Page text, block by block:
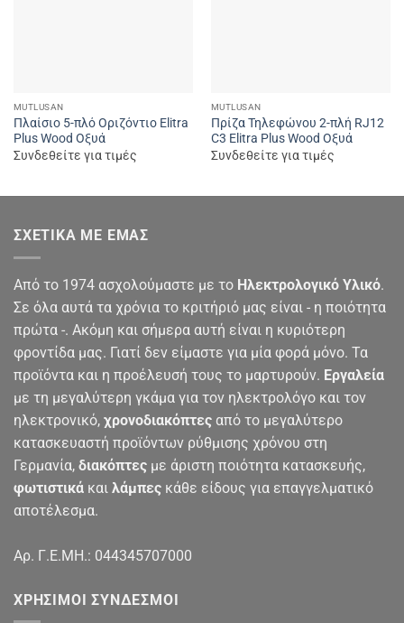
MUTLUSAN
Πλαίσιο 5-πλό Οριζόντιο Elitra
Plus Wood Οξυά
Συνδεθείτε για τιμές
MUTLUSAN
Πρίζα Τηλεφώνου 2-πλή RJ12
C3 Elitra Plus Wood Οξυά
Συνδεθείτε για τιμές
ΣΧΕΤΙΚΆ ΜΕ ΕΜΆΣ
Από το 1974 ασχολούμαστε με το Ηλεκτρολογικό Υλικό.
Σε όλα αυτά τα χρόνια το κριτήριό μας είναι - η ποιότητα
πρώτα -. Ακόμη και σήμερα αυτή είναι η κυριότερη
φροντίδα μας. Γιατί δεν είμαστε για μία φορά μόνο. Τα
προϊόντα και η προέλευσή τους το μαρτυρούν. Εργαλεία
με τη μεγαλύτερη γκάμα για τον ηλεκτρολόγο και τον
ηλεκτρονικό, χρονοδιακόπτες από το μεγαλύτερο
κατασκευαστή προϊόντων ρύθμισης χρόνου στη
Γερμανία, διακόπτες με άριστη ποιότητα κατασκευής,
φωτιστικά και λάμπες κάθε είδους για επαγγελματικό
αποτέλεσμα.
Αρ. Γ.Ε.ΜΗ.: 044345707000
ΧΡΉΣΙΜΟΙ ΣΎΝΔΕΣΜΟΙ